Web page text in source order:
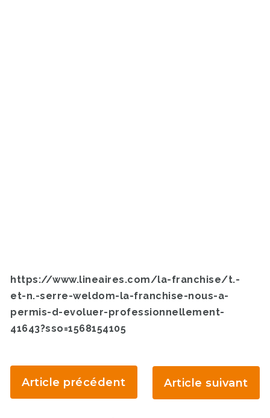
https://www.lineaires.com/la-franchise/t.-
et-n.-serre-weldom-la-franchise-nous-a-
permis-d-evoluer-professionnellement-
41643?sso=1568154105
Article précédent Article suivant